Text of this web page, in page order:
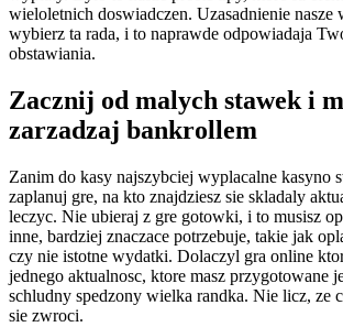
wieloletnich doswiadczen. Uzasadnienie nasze
wybierz ta rada, i to naprawde odpowiadaja
obstawiania.
Zacznij od malych stawek i
zarzadzaj bankrollem
Zanim do kasy najszybciej wyplacalne kasyno
zaplanuj gre, na kto znajdziesz sie skladaly
leczyc. Nie ubieraj z gre gotowki, i to musisz
inne, bardziej znaczace potrzebuje, takie jak
czy nie istotne wydatki. Dolaczyl gra online
jednego aktualnosc, ktore masz przygotowane
schludny spedzony wielka randka. Nie licz, ze
sie zwroci.